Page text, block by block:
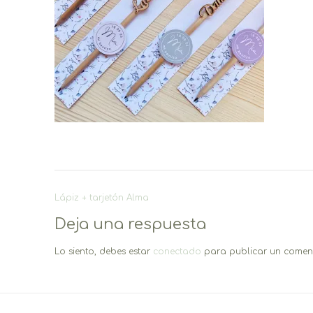
Navegación
entradas
Lápiz + tarjetón Alma
Deja una respuesta
Lo siento, debes estar conectado para publicar un